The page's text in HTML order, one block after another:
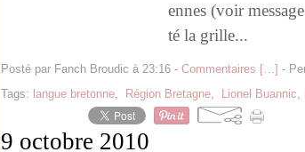
ennes (voir
té la grille...
Posté par Fanch Broudic à 23:16 - Commentaires […] -
Tags: langue bretonne, Région Bretagne, Lionel Buannic,
9 octobre 2010